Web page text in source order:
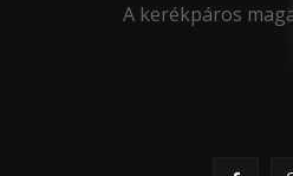
A kerékpáros